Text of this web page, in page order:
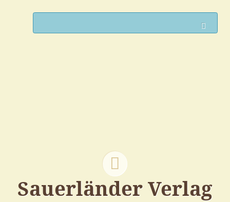
Sauerländer Verlag